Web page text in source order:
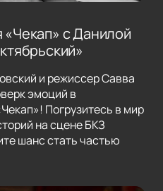
с Данилой
и режиссер Савва
эмоций в
Погрузитесь в мир
на сцене БКЗ
шанс стать частью